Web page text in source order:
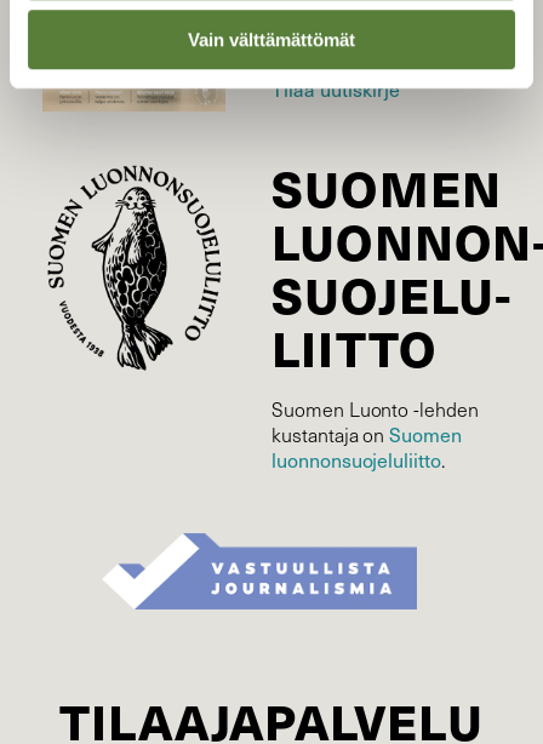
Vain välttämättömät
Tilaa digilukuoikeus
Äänestä parasta juttua
Tilaa uutiskirje
SUOMEN
SUOJELU­
LIITTO
Suomen Luonto -lehden
kustantaja onSuomen
luonnonsuojelu­liitto.
TILAAJAPALVELU